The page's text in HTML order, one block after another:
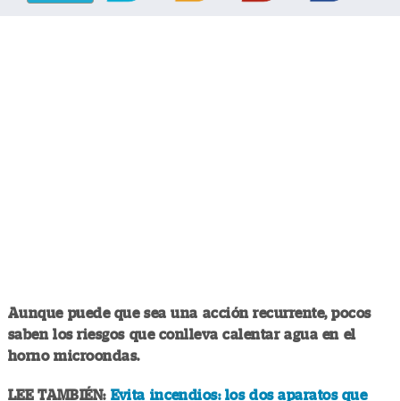
Aunque puede que sea una acción recurrente, pocos
saben los riesgos que conlleva calentar agua en el
horno microondas.
LEE TAMBIÉN: Evita incendios: los dos aparatos que